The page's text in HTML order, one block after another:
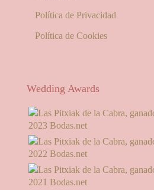
Política de Privacidad
Política de Cookies
Wedding Awards